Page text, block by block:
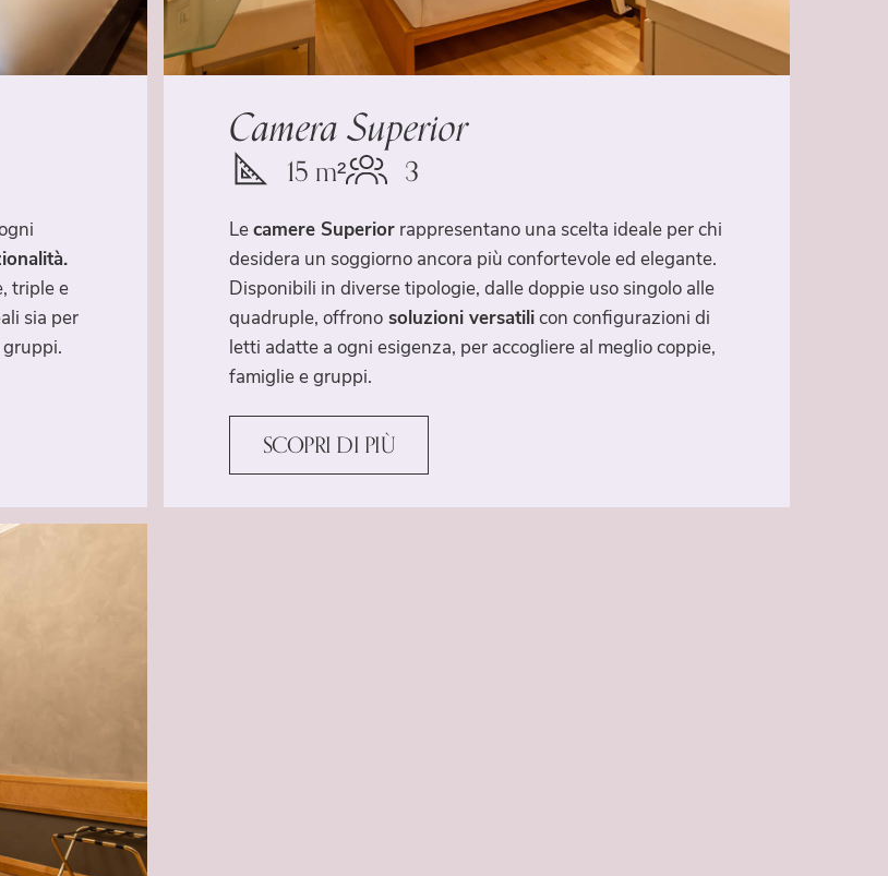
triple e
sia per
Camera Superior
15 m² 3
Lecamere Superiorrappresentano una scelta ideale per chi
desidera un soggiorno ancora più confortevole ed elegante.
Disponibili in diverse tipologie, dalle doppie uso singolo alle
quadruple, offronosoluzioni versatilicon configurazioni di
letti adatte a ogni esigenza, per accogliere al meglio coppie,
famiglie e gruppi.
SCOPRI DI PIÙ